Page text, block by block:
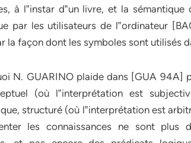
à l‟instar d‟un livre, et la
par les utilisateurs de l‟ordinateur
la façon dont les symboles sont utilisés
N. GUARINO plaide dans [GUA 94A]
(où l‟interprétation est
structuré (où l‟interprétation est
les connaissances ne sont